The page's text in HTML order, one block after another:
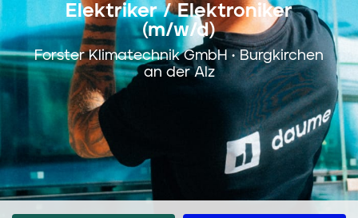
Elektriker / Elektroniker
(m/w/d)
Forster Klimatechnik GmbH • Burgkirchen
an der Alz